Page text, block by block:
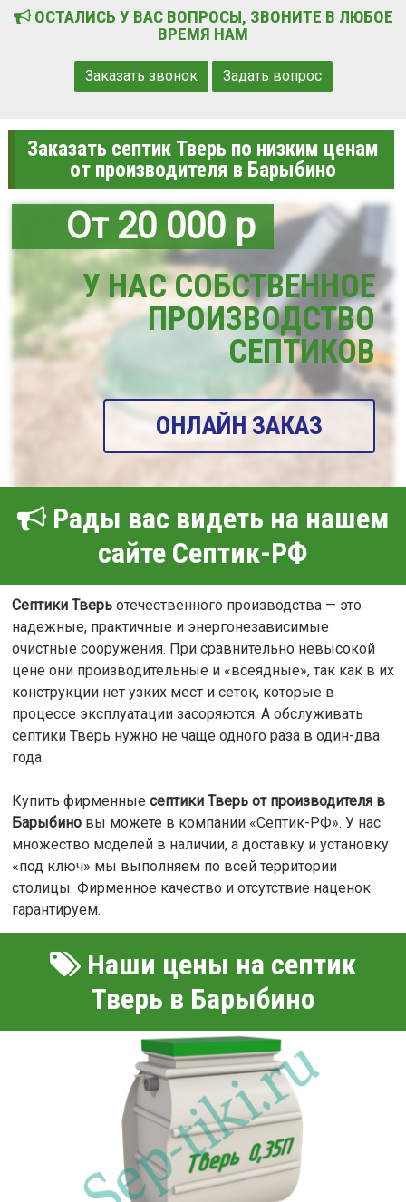
ОСТАЛИСЬ У ВАС ВОПРОСЫ, ЗВОНИТЕ В ЛЮБОЕ
ВРЕМЯ НАМ
Заказать звонок Задать вопрос
Заказать септик Тверь по низким ценам
от производителя в Барыбино
От 20 000 р
У НАС СОБСТВЕННОЕ
ПРОИЗВОДСТВО
СЕПТИКОВ
ОНЛАЙН ЗАКАЗ
Рады вас видеть на нашем
сайте Септик-РФ
Септики Тверьотечественного производства — это
надежные, практичные и энергонезависимые
очистные сооружения. При сравнительно невысокой
цене они производительные и «всеядные», так как в их
конструкции нет узких мест и сеток, которые в
процессе эксплуатации засоряются. А обслуживать
септики Тверь нужно не чаще одного раза в один-два
года.
Купить фирменные септики Тверь от производителя в
Барыбиновы можете в компании «Септик-РФ». У нас
множество моделей в наличии, а доставку и установку
«под ключ» мы выполняем по всей территории
столицы. Фирменное качество и отсутствие наценок
гарантируем.
Наши цены на септик
Тверь в Барыбино